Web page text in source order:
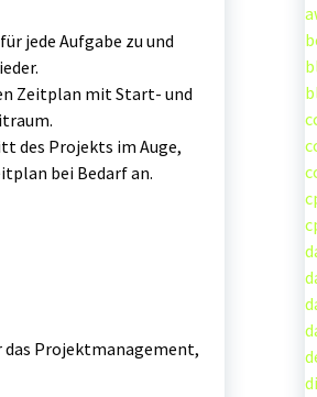
jede Aufgabe zu und
Zeitplan mit Start- und
des Projekts im Auge,
bei Bedarf an.
Projektmanagement,